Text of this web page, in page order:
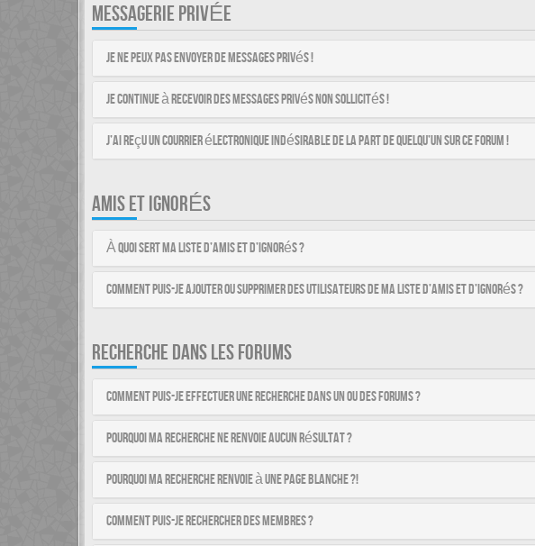
MESSAGERIE PRIVÉE
Je ne peux pas envoyer de messages privés !
Je continue à recevoir des messages privés non sollicités !
J’ai reçu un courrier électronique indésirable de la part de quelqu’un sur ce forum !
AMIS ET IGNORÉS
À quoi sert ma liste d’amis et d’ignorés ?
Comment puis-je ajouter ou supprimer des utilisateurs de ma liste d’amis et d’ignorés ?
RECHERCHE DANS LES FORUMS
Comment puis-je effectuer une recherche dans un ou des forums ?
Pourquoi ma recherche ne renvoie aucun résultat ?
Pourquoi ma recherche renvoie à une page blanche ?!
Comment puis-je rechercher des membres ?